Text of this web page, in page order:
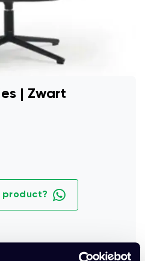
| Zwart
product?
met moderne uitstraling